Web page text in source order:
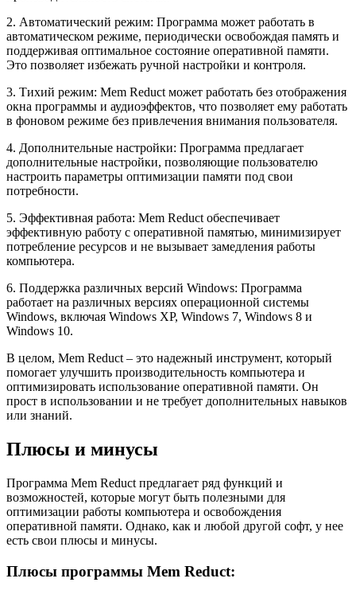
2. Автоматический режим: Программа может работать в
автоматическом режиме, периодически освобождая память и
поддерживая оптимальное состояние оперативной памяти.
Это позволяет избежать ручной настройки и контроля.
3. Тихий режим: Mem Reduct может работать без отображения
окна программы и аудиоэффектов, что позволяет ему работать
в фоновом режиме без привлечения внимания пользователя.
4. Дополнительные настройки: Программа предлагает
дополнительные настройки, позволяющие пользователю
настроить параметры оптимизации памяти под свои
потребности.
5. Эффективная работа: Mem Reduct обеспечивает
эффективную работу с оперативной памятью, минимизирует
потребление ресурсов и не вызывает замедления работы
компьютера.
6. Поддержка различных версий Windows: Программа
работает на различных версиях операционной системы
Windows, включая Windows XP, Windows 7, Windows 8 и
Windows 10.
В целом, Mem Reduct – это надежный инструмент, который
помогает улучшить производительность компьютера и
оптимизировать использование оперативной памяти. Он
прост в использовании и не требует дополнительных навыков
или знаний.
Плюсы и минусы
Программа Mem Reduct предлагает ряд функций и
возможностей, которые могут быть полезными для
оптимизации работы компьютера и освобождения
оперативной памяти. Однако, как и любой другой софт, у нее
есть свои плюсы и минусы.
Плюсы программы Mem Reduct: